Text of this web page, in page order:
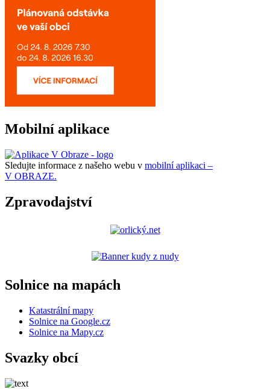
Mobilní aplikace
Sledujte informace z našeho webu v mobilní aplikaci –
V OBRAZE.
Zpravodajství
Solnice na mapách
Katastrální mapy
Solnice na Google.cz
Solnice na Mapy.cz
Svazky obcí